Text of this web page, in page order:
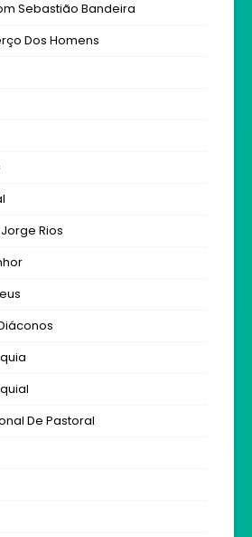
Sebastião Bandeira
Dos Homens
Rios
De Pastoral